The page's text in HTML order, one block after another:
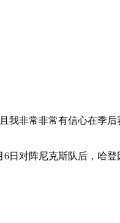
非常非常有信心在季
日对阵尼克斯队后，哈